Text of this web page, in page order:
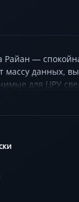
Райан —
массу данных,
для ЦРУ
расследование,